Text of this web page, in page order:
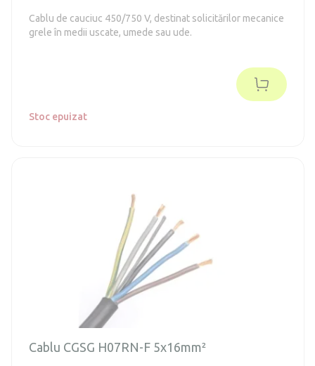
Cablu de cauciuc 450/750 V, destinat solicitărilor mecanice
grele în medii uscate, umede sau ude.
Stoc epuizat
Cablu CGSG H07RN-F 5x16mm²